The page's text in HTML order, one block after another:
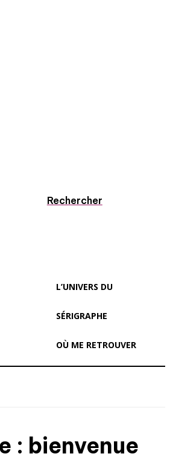
Rechercher
L’UNIVERS DU
SÉRIGRAPHE
OÙ ME RETROUVER
: bienvenue